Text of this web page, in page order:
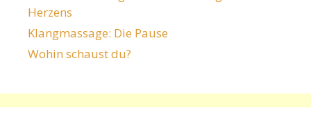
Herzens
Klangmassage: Die Pause
Wohin schaust du?